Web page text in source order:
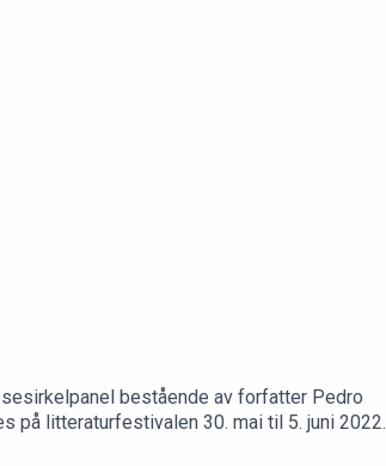
bestående av forfatter Pedro
på litteraturfestivalen 30. mai til 5. juni 2022.